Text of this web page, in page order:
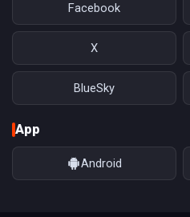
Facebook
X
BlueSky
App
Android